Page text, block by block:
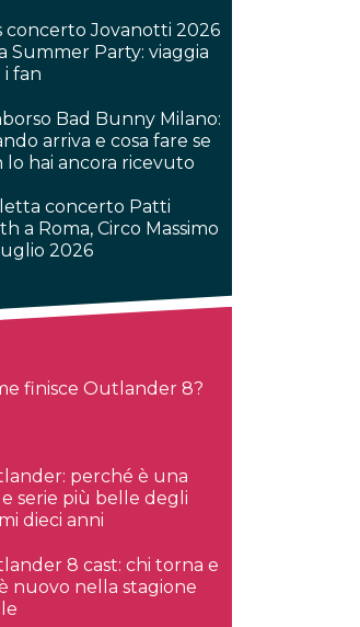
concerto Jovanotti 2026
Summer Party: viaggia
i fan
Bad Bunny Milano:
arriva e cosa fare se
lo hai ancora ricevuto
concerto Patti
a Roma, Circo Massimo
2026
finisce Outlander 8?
perché è una
serie più belle degli
dieci anni
8 cast: chi torna e
nuovo nella stagione